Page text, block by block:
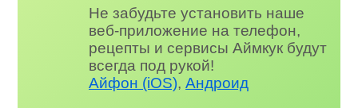
Не забудьте установить наше
веб-приложение на телефон,
рецепты и сервисы Аймкук будут
всегда под рукой!
Айфон (iOS),Андроид